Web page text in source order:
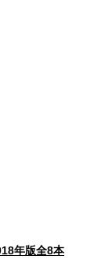
年版全8本